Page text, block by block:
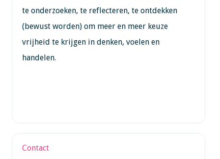
te onderzoeken, te reflecteren, te ontdekken
(bewust worden) om meer en meer keuze
vrijheid te krijgen in denken, voelen en
handelen.
Contact